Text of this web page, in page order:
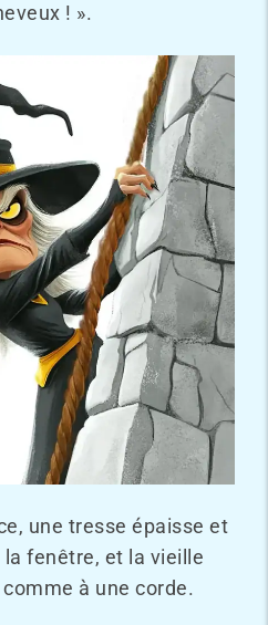
! ».
une tresse épaisse et
fenêtre, et la vieille
à une corde.